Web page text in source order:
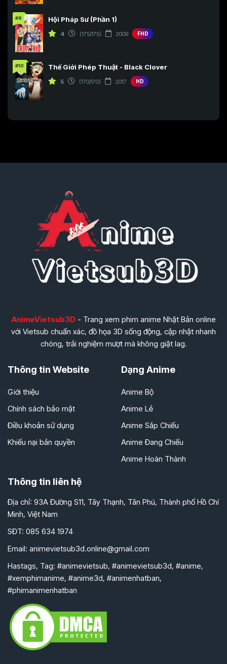
#9 Hội Pháp Sư (Phần 1)
4 (175/175) 2009 FHD
#10 Thế Giới Phép Thuật - Black Clover
5 (170/170) 2017 HD
AnimeVietsub3D- Trang xem phim anime Nhật Bản online
với Vietsub chuẩn xác, đồ họa 3D sống động, cập nhật nhanh
chóng, trải nghiệm mượt mà không giật lag.
Thông tin Website
Giới thiệu
Chính sách bảo mật
Điều khoản sử dụng
Khiếu nại bản quyền
Dạng Anime
Anime Bộ
Anime Lẻ
Anime Sắp Chiếu
Anime Đang Chiếu
Anime Hoàn Thành
Thông tin liên hệ
Địa chỉ: 93A Đường S11, Tây Thạnh, Tân Phú, Thành phố Hồ Chí
Minh, Việt Nam
SĐT: 085 634 1974
Email: animevietsub3d.online@gmail.com
Hastags, Tag: #animevietsub, #animevietsub3d, #anime,
#xemphimanime, #anime3d, #animenhatban,
#phimanimenhatban